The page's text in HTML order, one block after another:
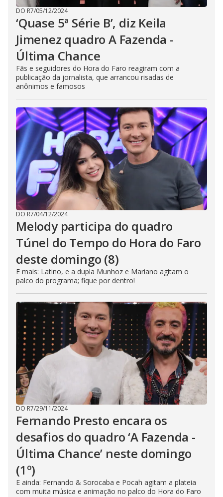
DO R7/05/12/2024
‘Quase 5ª Série B’, diz Keila
Jimenez quadro A Fazenda -
Última Chance
Fãs e seguidores do Hora do Faro reagiram com a
publicação da jornalista, que arrancou risadas de
anônimos e famosos
DO R7/04/12/2024
Melody participa do quadro
Túnel do Tempo do Hora do Faro
deste domingo (8)
E mais: Latino, e a dupla Munhoz e Mariano agitam o
palco do programa; fique por dentro!
DO R7/29/11/2024
Fernando Presto encara os
desafios do quadro ‘A Fazenda -
Última Chance’ neste domingo
(1º)
E ainda: Fernando & Sorocaba e Pocah agitam a plateia
com muita música e animação no palco do Hora do Faro